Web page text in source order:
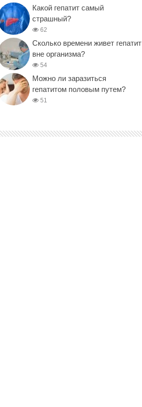
Какой гепатит самый
страшный?
62
Сколько времени живет гепатит
вне организма?
54
Можно ли заразиться
гепатитом половым путем?
51